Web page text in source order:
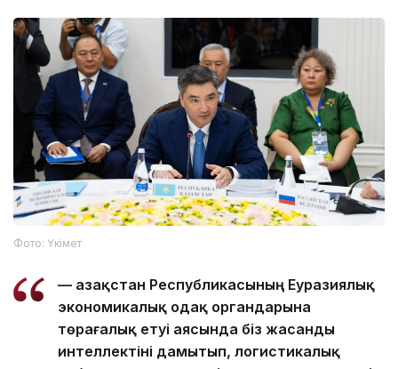
Фото: Үкімет
— Қазақстан Республикасының Еуразиялық
экономикалық одақ органдарына
төрағалық етуі аясында біз жасанды
интеллектіні дамытып, логистикалық